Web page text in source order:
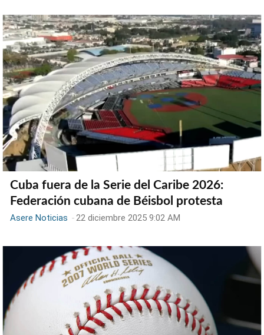
Cuba fuera de la Serie del Caribe 2026:
Federación cubana de Béisbol protesta
Asere Noticias -22 diciembre 2025 9:02 AM